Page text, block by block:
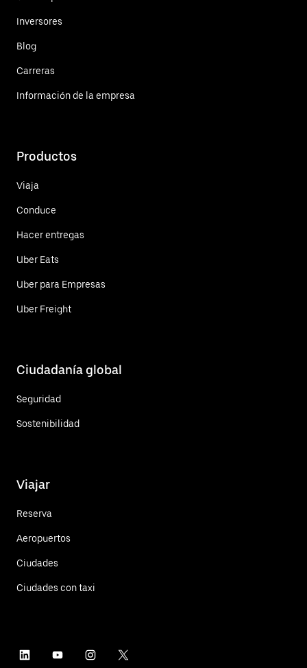
Inversores
Blog
Carreras
Información de la empresa
Productos
Viaja
Conduce
Hacer entregas
Uber Eats
Uber para Empresas
Uber Freight
Ciudadanía global
Seguridad
Sostenibilidad
Viajar
Reserva
Aeropuertos
Ciudades
Ciudades con taxi